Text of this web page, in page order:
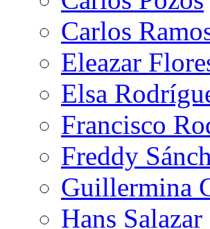
Carlos
Eleazar
Elsa
Francisco
Freddy
Guillermina
Hans Salazar